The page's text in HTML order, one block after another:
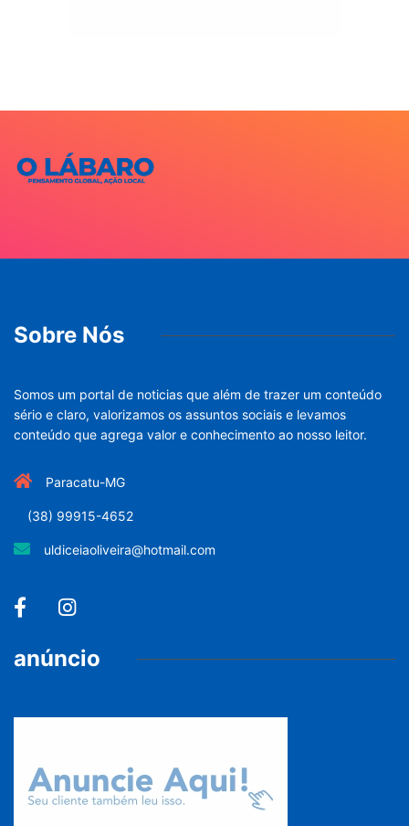
Sobre Nós
Somos um portal de noticias que além de trazer um conteúdo
sério e claro, valorizamos os assuntos sociais e levamos
conteúdo que agrega valor e conhecimento ao nosso leitor.
Paracatu-MG
(38) 99915-4652
uldiceiaoliveira@hotmail.com
anúncio